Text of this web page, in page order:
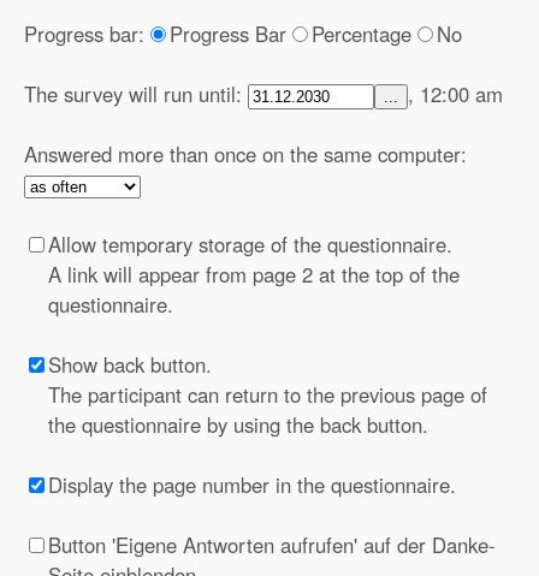
Progress bar: Progress Bar Percentage No
The survey will run until: , 12:00 am
Answered more than once on the same computer:
Allow temporary storage of the questionnaire.
A link will appear from page 2 at the top of the
questionnaire.
Show back button.
The participant can return to the previous page of
the questionnaire by using the back button.
Display the page number in the questionnaire.
Button 'Eigene Antworten aufrufen' auf der Danke-